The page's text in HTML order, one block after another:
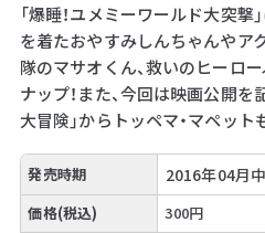
「爆睡！ユメミーワールド大突
を着たおやすみしんちゃんやア
隊のマサオくん、救いのヒーロ
ナップ！また、今回は映画公開
大冒険」からトッペマ・マペット
発売時期 2016年04月
価格(税込)
300円